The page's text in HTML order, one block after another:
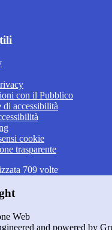
con il Pubblico
accessibilità
cookie
trasparente
709 volte
and powered by